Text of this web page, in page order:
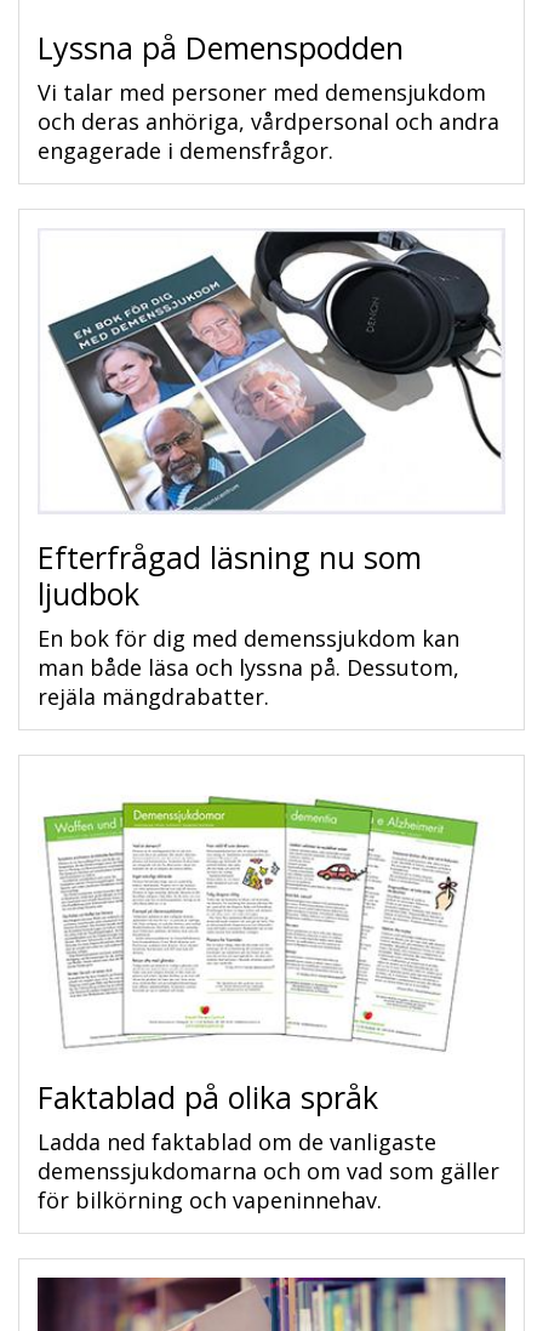
Lyssna på Demenspodden
Vi talar med personer med demensjukdom
och deras anhöriga, vårdpersonal och andra
engagerade i demensfrågor.
Efterfrågad läsning nu som
ljudbok
En bok för dig med demenssjukdom kan
man både läsa och lyssna på. Dessutom,
rejäla mängdrabatter.
Faktablad på olika språk
Ladda ned faktablad om de vanligaste
demenssjukdomarna och om vad som gäller
för bilkörning och vapeninnehav.